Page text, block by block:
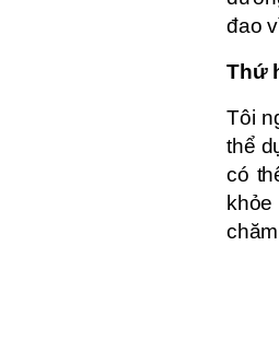
đao
Thứ
Tôi
thể
có